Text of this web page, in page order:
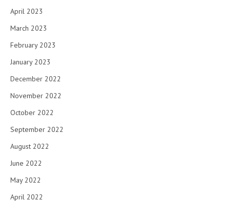
April 2023
March 2023
February 2023
January 2023
December 2022
November 2022
October 2022
September 2022
August 2022
June 2022
May 2022
April 2022